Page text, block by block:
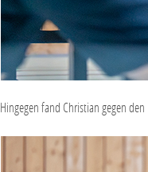
Hingegen fand Christian gegen